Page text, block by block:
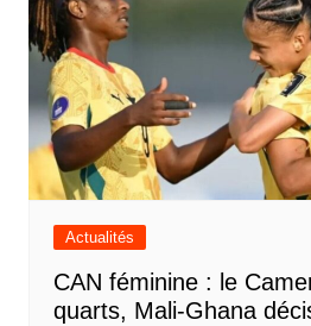
Actualités
CAN féminine : le
quarts, Mali-Ghana